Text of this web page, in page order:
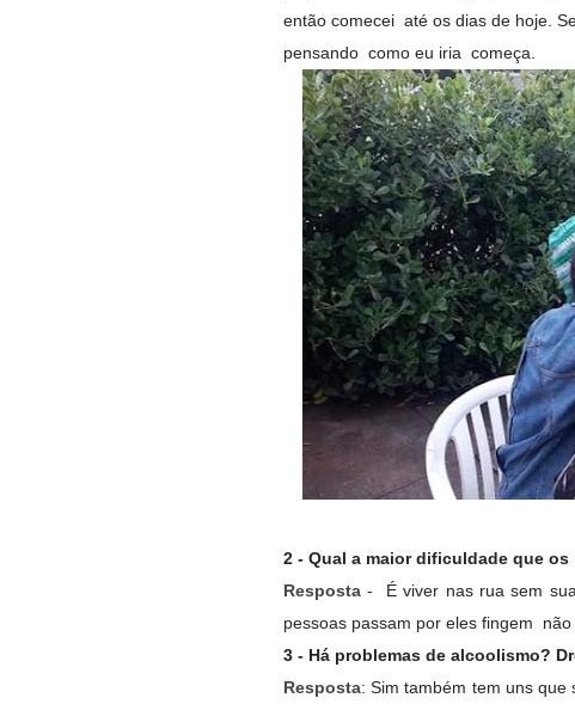
então comecei até os dias de hoje.
pensando como eu iria começa.
2 - Qual a maior dificuldade que
Resposta - É viver nas rua sem
pessoas passam por eles fingem não
3 - Há problemas de alcoolismo?
Resposta: Sim também tem uns